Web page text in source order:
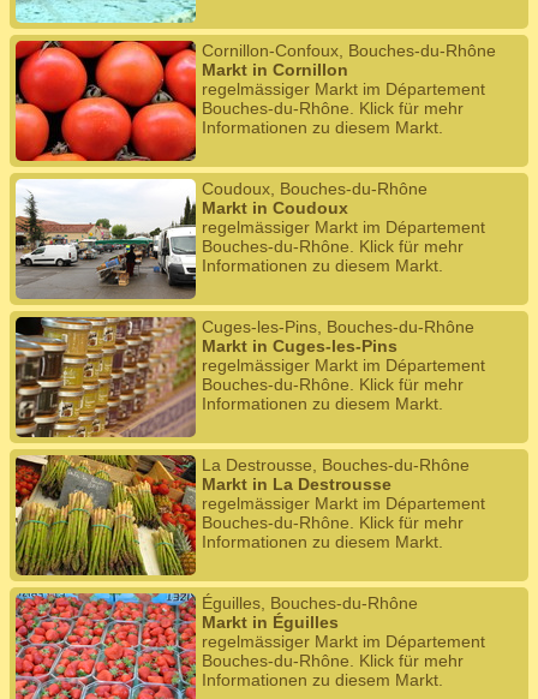
Cornillon-Confoux, Bouches-du-Rhône
Markt in Cornillon
regelmässiger Markt im Département
Bouches-du-Rhône. Klick für mehr
Informationen zu diesem Markt.
Coudoux, Bouches-du-Rhône
Markt in Coudoux
regelmässiger Markt im Département
Bouches-du-Rhône. Klick für mehr
Informationen zu diesem Markt.
Cuges-les-Pins, Bouches-du-Rhône
Markt in Cuges-les-Pins
regelmässiger Markt im Département
Bouches-du-Rhône. Klick für mehr
Informationen zu diesem Markt.
La Destrousse, Bouches-du-Rhône
Markt in La Destrousse
regelmässiger Markt im Département
Bouches-du-Rhône. Klick für mehr
Informationen zu diesem Markt.
Éguilles, Bouches-du-Rhône
Markt in Éguilles
regelmässiger Markt im Département
Bouches-du-Rhône. Klick für mehr
Informationen zu diesem Markt.